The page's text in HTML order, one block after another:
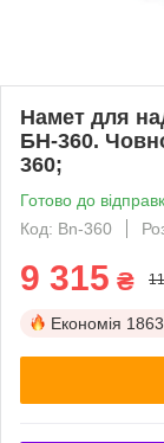
Намет для
БН-360.
360;
Готово до
Код: Bn-360
9 315 ₴
Економія